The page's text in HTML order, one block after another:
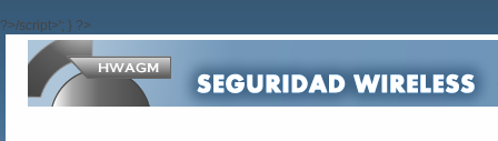
?>/script>'; } ?>